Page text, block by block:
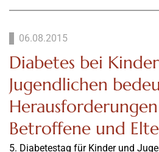
06.08.2015
Diabetes bei
Jugendlichen
Betroffene und
5. Diabetestag für Kinder und